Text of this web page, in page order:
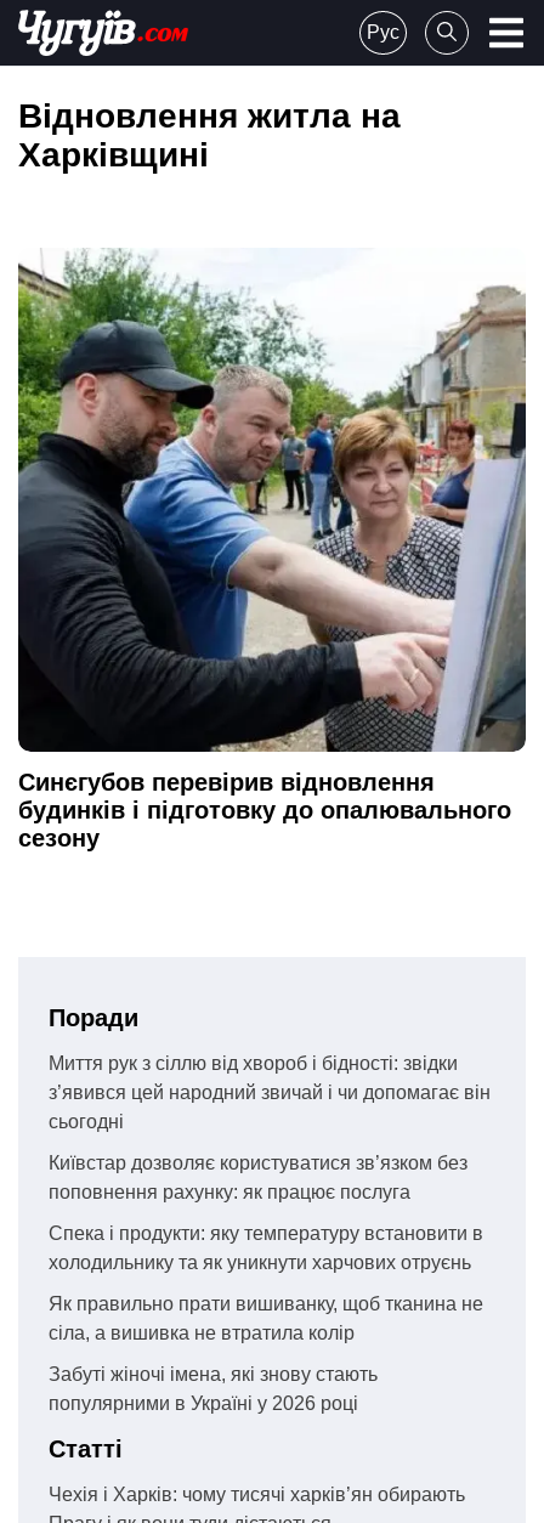
Skip
content
Chuguiv
Рус
Відновлення житла на
Харківщині
Синєгубов перевірив відновлення
будинків і підготовку до опалювального
сезону
Поради
Миття рук з сіллю від хвороб і бідності: звідки
з’явився цей народний звичай і чи допомагає він
сьогодні
Київстар дозволяє користуватися зв’язком без
поповнення рахунку: як працює послуга
Спека і продукти: яку температуру встановити в
холодильнику та як уникнути харчових отруєнь
Як правильно прати вишиванку, щоб тканина не
сіла, а вишивка не втратила колір
Забуті жіночі імена, які знову стають
популярними в Україні у 2026 році
Статті
Чехія і Харків: чому тисячі харків’ян обирають